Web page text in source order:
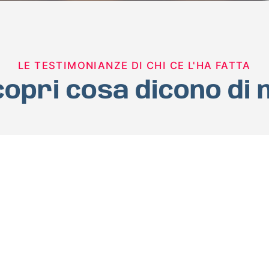
LE TESTIMONIANZE DI CHI CE L'HA FATTA
cosa dicono di